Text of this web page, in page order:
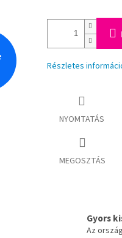
Részletes
NYOMTATÁS
MEGOSZTÁS
Gyors
Az